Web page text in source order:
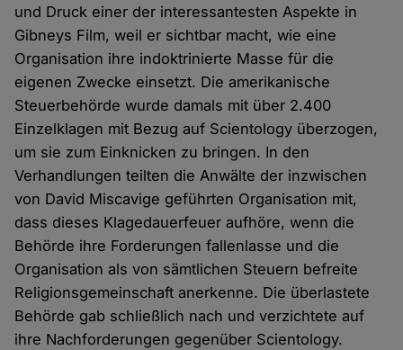
und Druck einer der interessantesten Aspekte in
Gibneys Film, weil er sichtbar macht, wie eine
Organisation ihre indoktrinierte Masse für die
eigenen Zwecke einsetzt. Die amerikanische
Steuerbehörde wurde damals mit über 2.400
Einzelklagen mit Bezug auf Scientology überzogen,
um sie zum Einknicken zu bringen. In den
Verhandlungen teilten die Anwälte der inzwischen
von David Miscavige geführten Organisation mit,
dass dieses Klagedauerfeuer aufhöre, wenn die
Behörde ihre Forderungen fallenlasse und die
Organisation als von sämtlichen Steuern befreite
Religionsgemeinschaft anerkenne. Die überlastete
Behörde gab schließlich nach und verzichtete auf
ihre Nachforderungen gegenüber Scientology.